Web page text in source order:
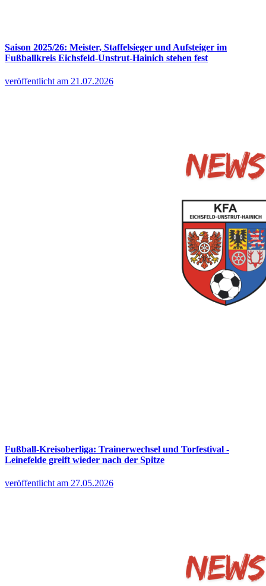
Saison 2025/26: Meister, Staffelsieger und Aufsteiger im
Fußballkreis Eichsfeld-Unstrut-Hainich stehen fest
veröffentlicht am 21.07.2026
Fußball-Kreisoberliga: Trainerwechsel und Torfestival -
Leinefelde greift wieder nach der Spitze
veröffentlicht am 27.05.2026